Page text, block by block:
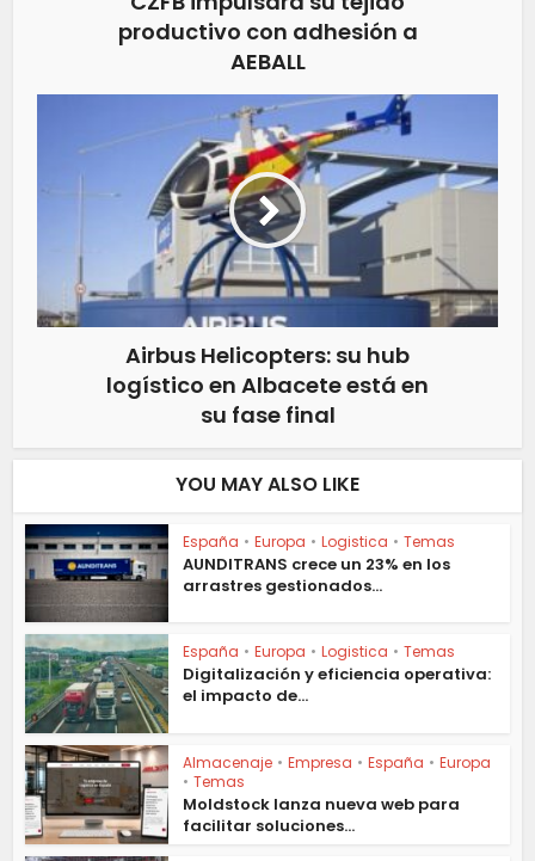
productivo con adhesión a
AEBALL
Airbus Helicopters: su hub
logístico en Albacete está en
su fase final
YOU MAY ALSO LIKE
España • Europa • Logistica • Temas
AUNDITRANS crece un 23% en los
arrastres gestionados...
España • Europa • Logistica • Temas
Digitalización y eficiencia operativa:
el impacto de...
Almacenaje • Empresa • España • Europa
• Temas
Moldstock lanza nueva web para
facilitar soluciones...